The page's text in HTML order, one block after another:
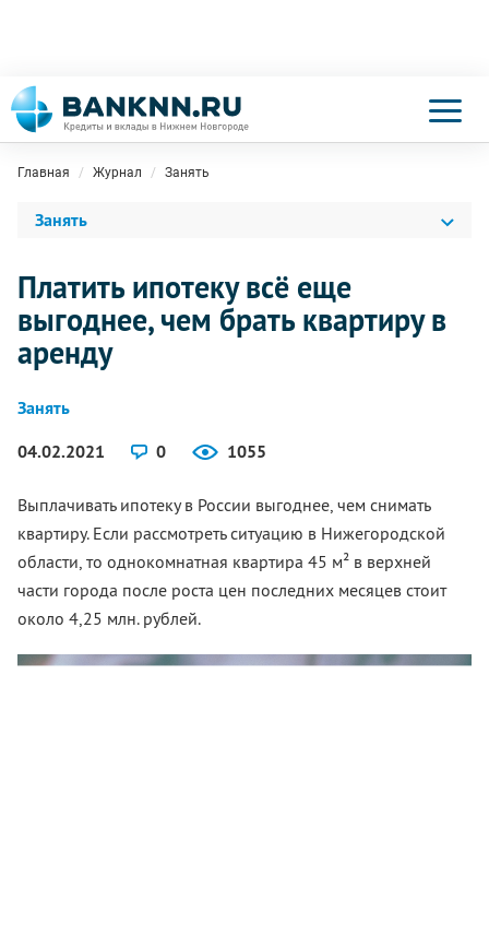
Главная Журнал Занять
Занять
Платить ипотеку всё еще
выгоднее, чем брать квартиру в
аренду
Занять
04.02.2021
0 1055
Выплачивать ипотеку в России выгоднее, чем снимать
квартиру. Если рассмотреть ситуацию в Нижегородской
области, то однокомнатная квартира 45 м² в верхней
части города после роста цен последних месяцев стоит
около 4,25 млн. рублей.